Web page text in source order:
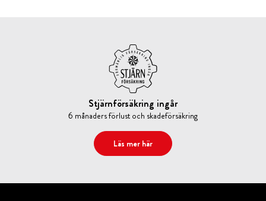
Stjärnförsäkring ingår
6 månaders förlust och skadeförsäkring
Läs mer här